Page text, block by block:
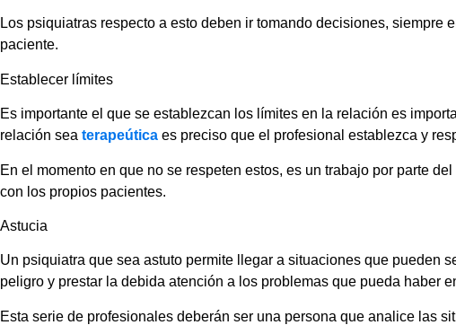
Los psiquiatras respecto a esto deben ir tomando decisiones, siempre
paciente.
Establecer límites
Es importante el que se establezcan los límites en la relación es
relación sea terapeútica es preciso que el profesional establezca y
En el momento en que no se respeten estos, es un trabajo por parte
con los propios pacientes.
Astucia
Un psiquiatra que sea astuto permite llegar a situaciones que pueden
peligro y prestar la debida atención a los problemas que pueda haber
Esta serie de profesionales deberán ser una persona que analice las